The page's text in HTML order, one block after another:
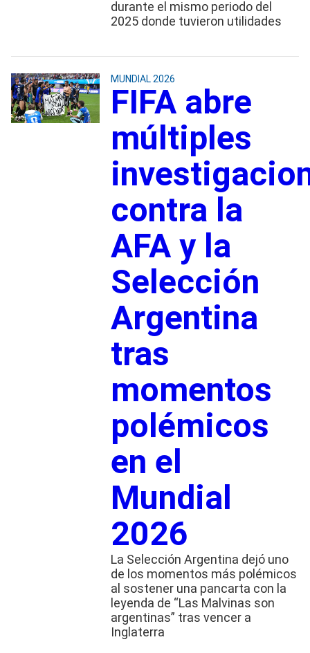
durante el mismo periodo del
2025 donde tuvieron utilidades
MUNDIAL 2026
FIFA abre
múltiples
contra la
AFA y la
Selección
Argentina
tras
momentos
polémicos
en el
Mundial
2026
La Selección Argentina dejó uno
de los momentos más polémicos
al sostener una pancarta con la
leyenda de “Las Malvinas son
argentinas” tras vencer a
Inglaterra